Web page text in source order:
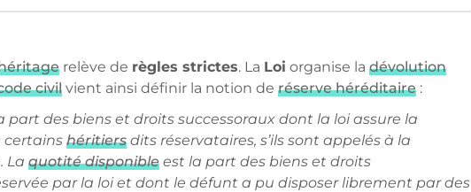
relève de règles strictes. La Loi organise la dévolution
civil vient ainsi définir la notion de réserve héréditaire :
part des biens et droits successoraux dont la loi assure la
certains héritiers dits réservataires, s’ils sont appelés à la
La quotité disponible est la part des biens et droits
par la loi et dont le défunt a pu disposer librement par des